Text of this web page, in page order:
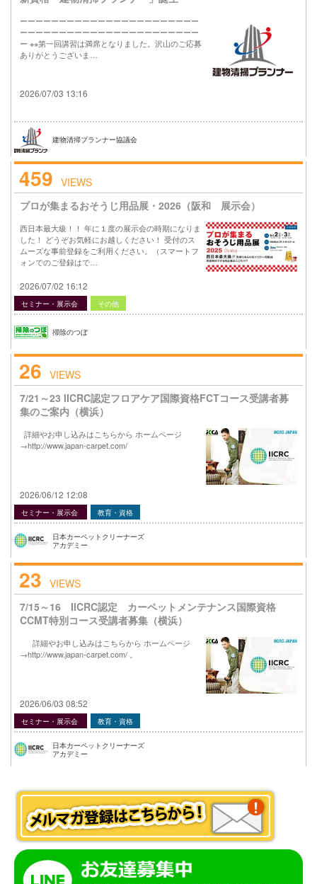
ーーーーーーーーーーーーーーーーーーーーーーー
ーーーーーーーーーーーーーーーーーーーーーーー
ー ※※第一回講習は満席となりました。沢山のご応募
ありがとうございま…
2026/07/03 13:16
建物清掃プランナー協議会
459 VIEWS
プロが集まるおそうじ用品展・2026（阪和 展示会）
西日本最大級！！ 年に１度の展示会の時期になりま
した！ どうぞお気軽にお越しください！ 受付のス
ムーズな事前登録をご利用ください。（スマートフ
ォンでのご登録はで…
2026/07/02 16:12
セミナー・展示会 その他
掃除のつぼ
26 VIEWS
7/21～23 IICRC認定フロアケア国際資格FCTコース受講者募
集のご案内（横浜）
詳細やお申し込みはこちらから ホームページ
→http://www.japan-carpet.com/
2026/06/12 12:08
セミナー・展示会 教育・資格
日本カーペットクリーナーズ
アカデミー
23 VIEWS
7/15～16 IICRC認定 カーペットメンテナンス国際資格
CCMT特別コース受講者募集（横浜）
詳細やお申し込みはこちらから ホームページ
→http://www.japan-carpet.com/ 。
2026/06/03 08:52
セミナー・展示会 教育・資格
日本カーペットクリーナーズ
アカデミー